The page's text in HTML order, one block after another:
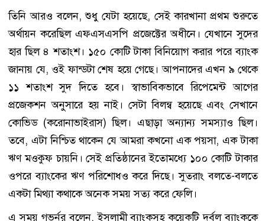
তিনি আরও বলেন, শুধু যেটা হয়েছে, সেই কারখানা প্রথম শুরুতে
অর্থায়ন করেছিল এফএসএসপি প্রজেক্টের অধীনে। যেখানে সুদের
হার ছিল ৪ শতাংশ। ১৫০ কোটি টাকা বিনিয়োগ করার পরে ব্যাংক
জানায় যে, ওই ফান্ডটা শেষ হয়ে গেছে। আপনাদের এখন ৯ থেকে
১১ শতাংশ সুদ দিতে হবে। স্বাভাবিকভাবে রিপেমেন্ট আগের
প্রজেকশন অনুসারে হয় নাই। সেটা বিলন্ব হয়েছে এবং সেখানে
কোভিড (করোনাভাইরাস) ছিল। এছাড়া অন্যান্য সমস্যাও ছিল।
তবে, এটা নিশ্চিত থাকেন যে আমরা কখনো এক পয়সা, এক টাকা
ঋণ মওকুফ চায়নি। সেই প্রতিষ্ঠানের ইতোমধ্যে ১০০ কোটি টাকার
ওপরে ব্যাংকের ঋণ পরিশোধও করে দিছে। সুতরাং বলতে-বলতে
একটা মিথ্যা কথাকে অনেক সময় সত্য করে ফেলি।
এ সময় গভর্নর বলেন, ইসলামী ব্যাংকসহ কয়েকটি দুর্বল ব্যাংককে